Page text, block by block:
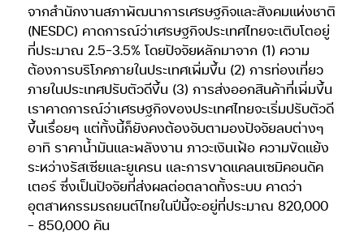
จากสำนักงานสภาพัฒนาการเศรษฐกิจและสังคมแห่งชาติ
(NESDC) คาดการณ์ว่าเศรษฐกิจประเทศไทยจะเติบโตอยู่
ที่ประมาณ 2.5–3.5% โดยปัจจัยหลักมาจาก (1) ความ
ต้องการบริโภคภายในประเทศเพิ่มขึ้น (2) การท่องเที่ยว
ภายในประเทศปรับตัวดีขึ้น (3) การส่งออกสินค้าที่เพิ่มขึ้น
เราคาดการณ์ว่าเศรษฐกิจของประเทศไทยจะเริ่มปรับตัวดี
ขึ้นเรื่อยๆ แต่ทั้งนี้ก็ยังคงต้องจับตามองปัจจัยลบต่างๆ
อาทิ ราคาน้ำมันและพลังงาน ภาวะเงินเฟ้อ ความขัดแย้ง
ระหว่างรัสเซียและยูเครน และการขาดแคลนเซมิคอนดัค
เตอร์ ซึ่งเป็นปัจจัยที่ส่งผลต่อตลาดทั้งระบบ คาดว่า
อุตสาหกรรมรถยนต์ไทยในปีนี้จะอยู่ที่ประมาณ 820,000
– 850,000 คัน